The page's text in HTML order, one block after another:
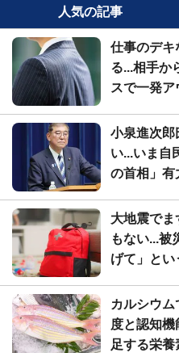
人気の記事
仕事のデキ
る...相手か
スで一発
小泉進次郎
い...いま自
の首相」有
大地震で
もない...被
げて」とい
カルシウ
度と認知
足する栄